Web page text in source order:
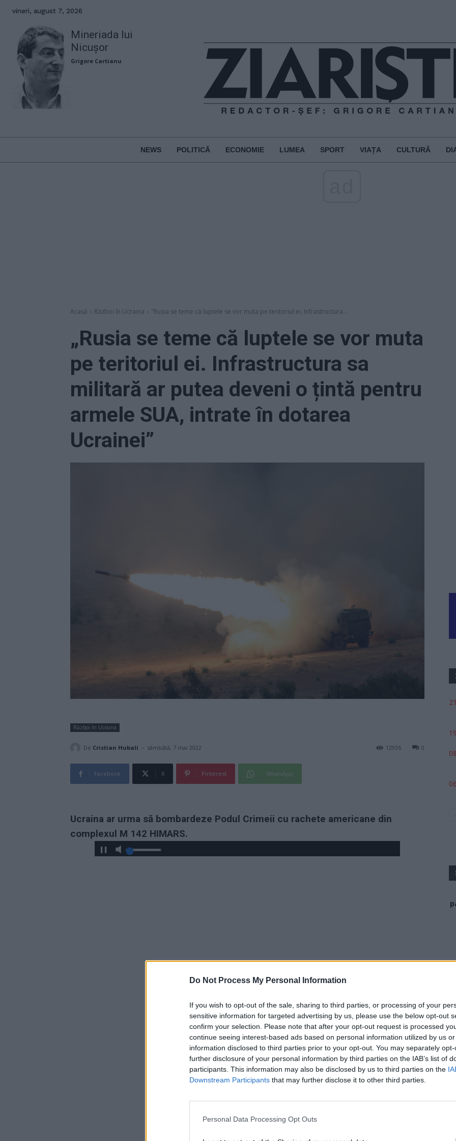
Do Not Process My Personal Information
If you wish to opt-out of the sale, sharing to third parties, or processing of your
sensitive information for targeted advertising by us, please use the below opt-out
confirm your selection. Please note that after your opt-out request is processed
continue seeing interest-based ads based on personal information utilized by us
information disclosed to third parties prior to your opt-out. You may separately
further disclosure of your personal information by third parties on the IAB’s list of
participants. This information may also be disclosed by us to third parties on the
Downstream Participants that may further disclose it to other third parties.
Personal Data Processing Opt Outs
vineri, august 7, 2026
Mineriada lui
Nicușor
Grigore Cartianu
NEWS POLITICĂ ECONOMIE LUMEA SPORT VIAȚA CULTURĂ
Acasă Război în Ucraina "Rusia se teme că luptele se vor muta pe teritoriul ei. Infrastructura...
„Rusia se teme că luptele se vor muta
pe teritoriul ei. Infrastructura sa
militară ar putea deveni o țintă pentru
armele SUA, intrate în dotarea
Ucrainei”
Război în Ucraina
De Cristian Hubali - sâmbătă, 7 mai 2022 0
12936
Facebook X Pinterest WhatsApp
Ucraina ar urma să bombardeze Podul Crimeii cu rachete americane din
complexul M 142 HIMARS.
ad